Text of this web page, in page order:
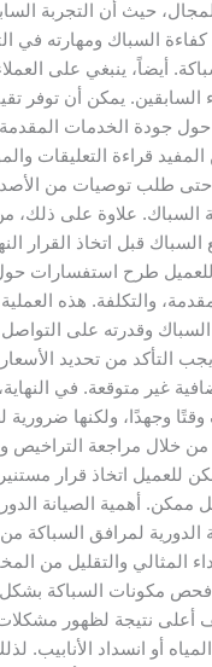
حيث أن التجربة
كفاءة السباك ومهارته في
أيضاً، ينبغي على
السابقين. يمكن أن توفر
حول جودة الخدمات
المفيد قراءة التعليقات
حتى طلب توصيات من
السباك. علاوة على ذلك،
السباك قبل اتخاذ القرار
للعميل طرح استفسارات
والتكلفة. هذه
وقدرته على التواصل
التأكد من تحديد
غير متوقعة. في
وجهدًا، ولكنها ضرورية
خلال مراجعة التراخيص
للعميل اتخاذ قرار
ممكن. أهمية الصيانة
الدورية لمرافق السباكة
المثالي والتقليل من
فحص مكونات السباكة
أعلى نتيجة لظهور
أو انسداد الأنابيب.